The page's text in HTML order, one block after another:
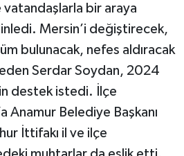
vatandaşlarla bir araya
Mersin’i değiştirecek,
bulunacak, nefes aldıracak
Serdar Soydan, 2024
destek istedi. İlçe
Anamur Belediye Başkanı
İttifakı il ve ilçe